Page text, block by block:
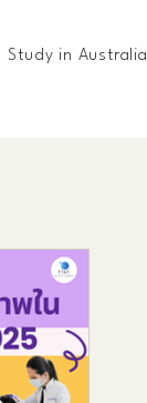
Study in Australia